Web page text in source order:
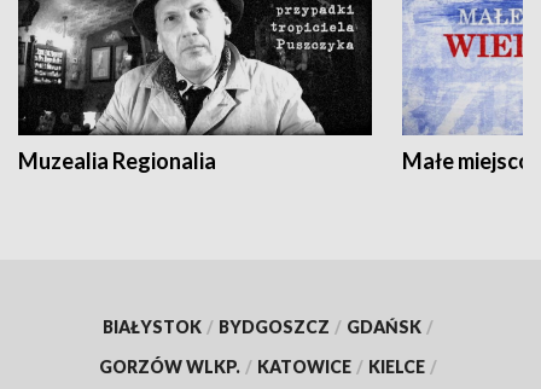
Muzealia Regionalia Małe
BIAŁYSTOK / BYDGOSZCZ / GDAŃSK /
GORZÓW WLKP. / KATOWICE / KIELCE /